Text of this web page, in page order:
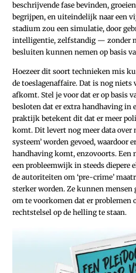
beschrijvende fase bevinden,
begrijpen, en uiteindelijk naar een
stadium zou een simulatie, door
intelligentie, zelfstandig — zonder
besluiten kunnen nemen op basis
Hoezeer dit soort technieken mis
de toeslagenaffaire. Dat is nog niets
afkomt. Stel je voor dat er op basis
besloten dat er extra handhaving in
praktijk betekent dit dat er meer
komt. Dit levert nog meer data over
systeem’ worden gevoed, waardoor
handhaving komt, enzovoorts. Een
een probleemwijk in steeds diepere
de autoriteiten om ‘pre-crime’
sterker worden. Ze kunnen mensen
om te voorkomen dat er problemen
rechtstelsel op de helling te staan.